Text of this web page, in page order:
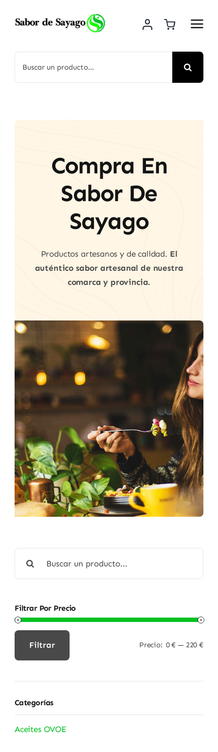
Compra En
Sabor De
Sayago
Productos artesanos y de calidad. El
auténtico sabor artesanal de nuestra
comarca y provincia.
Filtrar Por Precio
Filtrar Precio: 0 € — 220 €
Categorías
Aceites OVOE